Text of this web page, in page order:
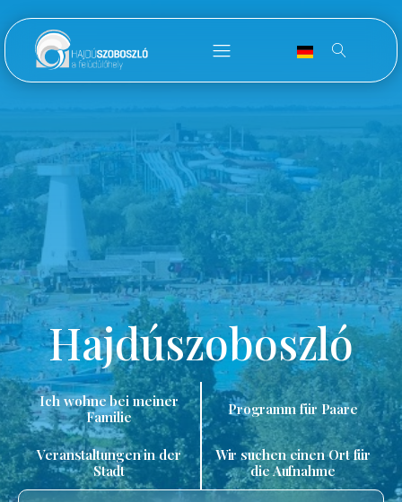
Hajdúszoboszló
Ich wohne bei meiner
Familie
Programm für Paare
Veranstaltungen in der
Stadt
Wir suchen einen Ort für
die Aufnahme